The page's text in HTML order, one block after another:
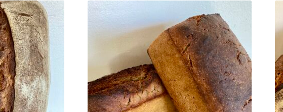
variations.
Les
options
peuvent
être
choisies
sur
la
page